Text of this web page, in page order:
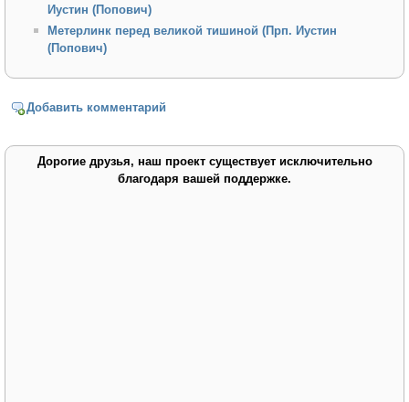
Иустин (Попович)
Метерлинк перед великой тишиной (Прп. Иустин
(Попович)
Добавить комментарий
Дорогие друзья, наш проект существует исключительно
благодаря вашей поддержке.